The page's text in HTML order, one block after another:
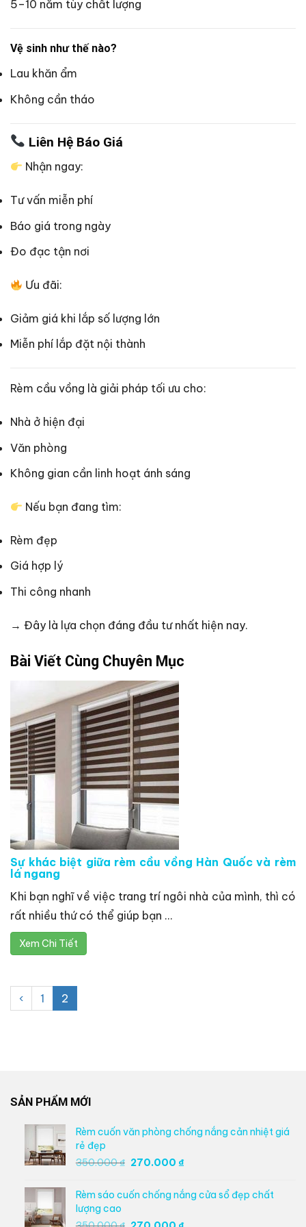
5–10 năm tùy chất lượng
Vệ sinh như thế nào?
Lau khăn ẩm
Không cần tháo
Liên Hệ Báo Giá
Nhận ngay:
Tư vấn miễn phí
Báo giá trong ngày
Đo đạc tận nơi
Ưu đãi:
Giảm giá khi lắp số lượng lớn
Miễn phí lắp đặt nội thành
Rèm cầu vồng là giải pháp tối ưu cho:
Nhà ở hiện đại
Văn phòng
Không gian cần linh hoạt ánh sáng
Nếu bạn đang tìm:
Rèm đẹp
Giá hợp lý
Thi công nhanh
→ Đây là lựa chọn đáng đầu tư nhất hiện nay.
Bài Viết Cùng Chuyên Mục
Sự khác biệt giữa rèm cầu vồng Hàn Quốc và rèm
lá ngang
Khi bạn nghĩ về việc trang trí ngôi nhà của mình, thì có
rất nhiều thứ có thể giúp bạn ...
Xem Chi Tiết
‹ 1 2
SẢN PHẨM MỚI
Rèm cuốn văn phòng chống nắng cản nhiệt giá
rẻ đẹp
350.000₫ Giá
là:
350.000 ₫.
270.000 ₫Giá
tại
là:
270.000 ₫.
Rèm sáo cuốn chống nắng cửa sổ đẹp chất
lượng cao